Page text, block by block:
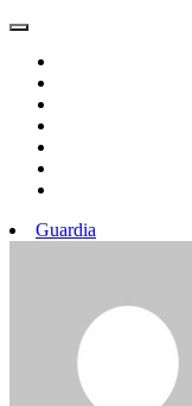
Guardia